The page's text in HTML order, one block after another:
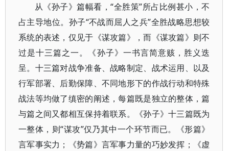
从《孙子》篇幅看，“全胜策”所占比例甚小，不
占主导地位。孙子“不战而屈人之兵”全胜战略思想较
系统的表述，仅见于《谋攻篇》，而《谋攻篇》则不
过是十三篇之一。《孙子》一书言简意赅，胜义迭
呈。十三篇对战争准备、战略制定、战术运用、以及
行军部署、后勤保障、不同地形下的作战行动和特殊
战法等均做了缜密的阐述，每篇既是独立的整体，篇
与篇之间又都相互保持着联系。《孙子》十三篇既为
一整体，则“谋攻”仅乃其中一个环节而已。《形篇》
言军事实力；《势篇》言军事力量的巧妙发挥；《虚